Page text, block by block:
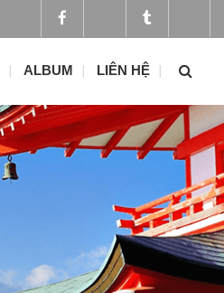
ALBUM LIÊN HỆ